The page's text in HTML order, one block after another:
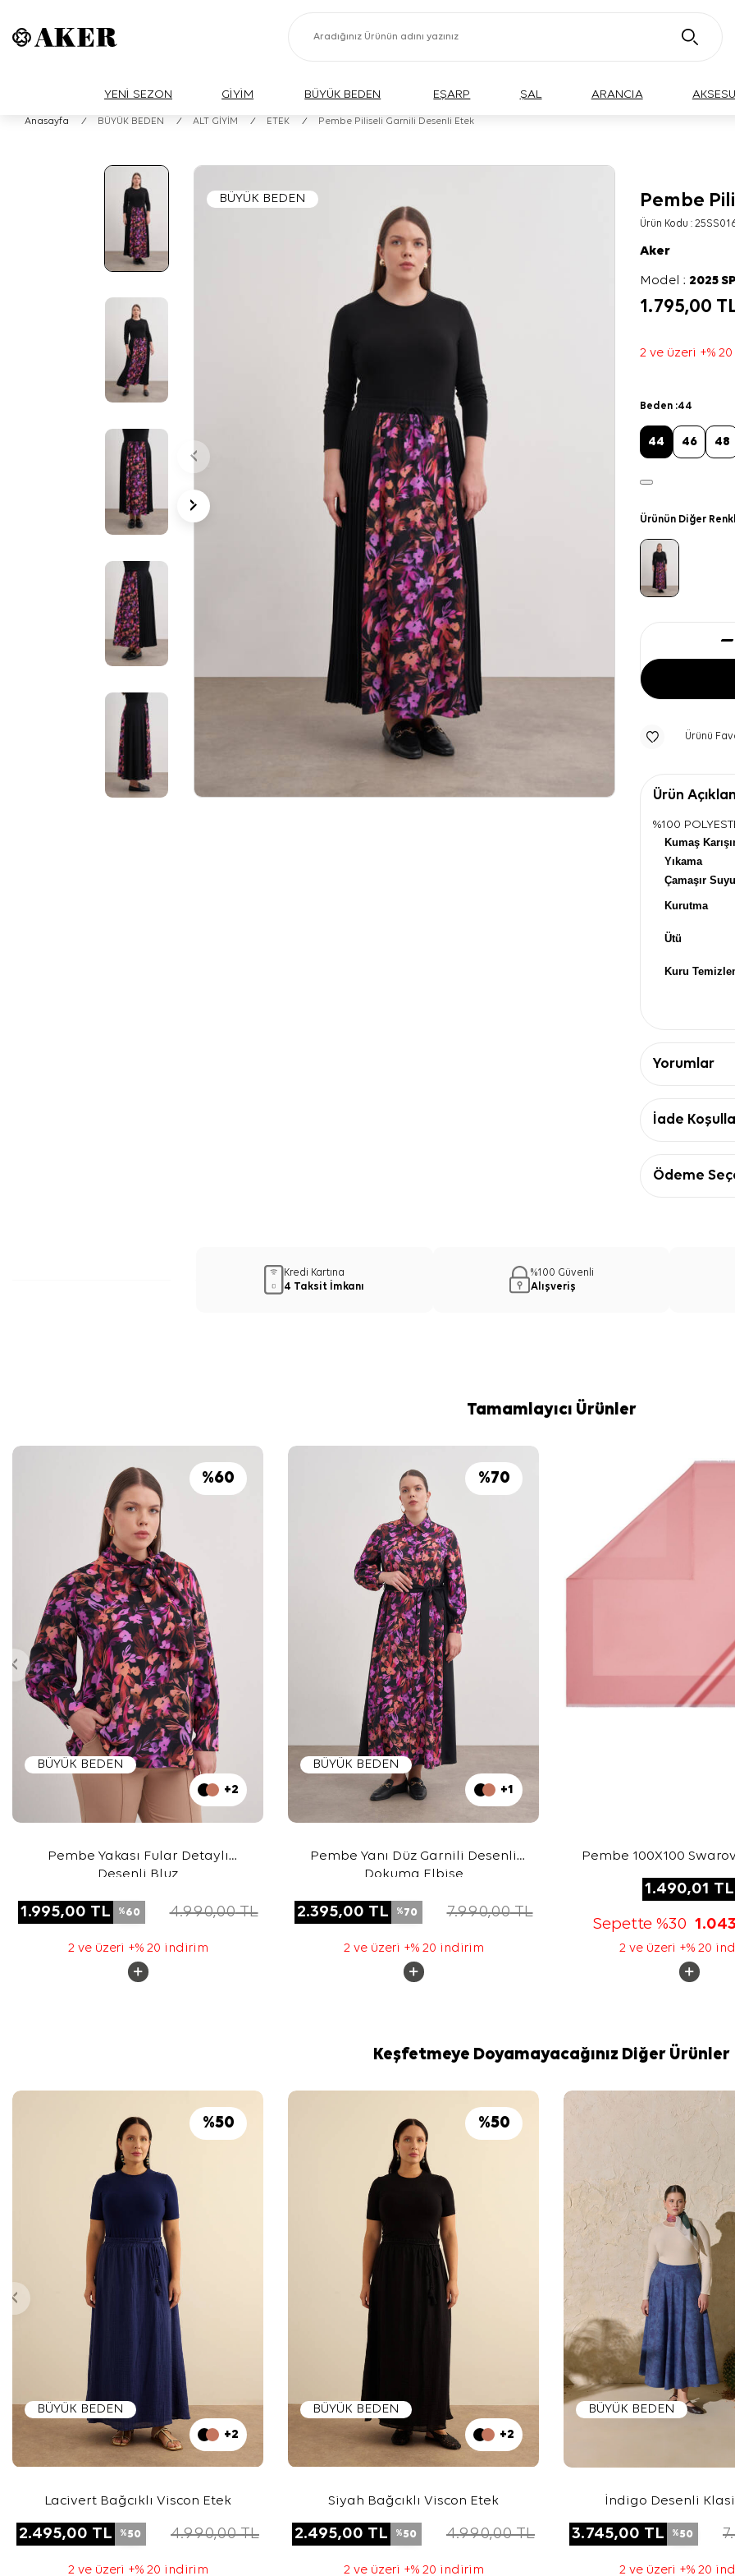
YENİ SEZON GİYİM BÜYÜK BEDEN EŞARP ŞAL ARANCIA
Anasayfa / BÜYÜK BEDEN / ALT GİYİM / ETEK / Pembe Piliseli Garnili Desenli Etek
BÜYÜK BEDEN BÜYÜK BEDEN
Pembe
Ürün Kodu :
Aker
Model :2025
1.795,00
2 ve üzeri +%
Beden :44
44 46 48
Ürünün Diğer
Ürünü
Ürün
%100
Kumaş
Yıkama
Çamaşır Suyu
Kurutma
Ütü
Kuru
Yorumlar
İade
Ödeme
Kredi Kartına
4 Taksit İmkanı
%100 Güvenli
Alışveriş
Tamamlayıcı Ürünler
BÜYÜK BEDEN
%60
+2
Pembe Yakası Fular Detaylı
Desenli Bluz
1.995,00 TL %60 4.990,00TL
2 ve üzeri +% 20 indirim
BÜYÜK BEDEN
%70
+1
Pembe Yanı Düz Garnili Desenli
Dokuma Elbise
2.395,00 TL %70 7.990,00TL
2 ve üzeri +% 20 indirim
Pembe 100X100
1.490,01 TL
Sepette %30
2 ve üzeri +% 20
Keşfetmeye Doyamayacağınız Diğer Ürünler
BÜYÜK BEDEN
%50
+2
Lacivert Bağcıklı Viscon Etek
2.495,00 TL %50 4.990,00TL
2 ve üzeri +% 20 indirim
BÜYÜK BEDEN
%50
+2
Siyah Bağcıklı Viscon Etek
2.495,00 TL %50 4.990,00TL
2 ve üzeri +% 20 indirim
BÜYÜK BEDEN
İndigo Desenli
3.745,00 TL %50
2 ve üzeri +% 20